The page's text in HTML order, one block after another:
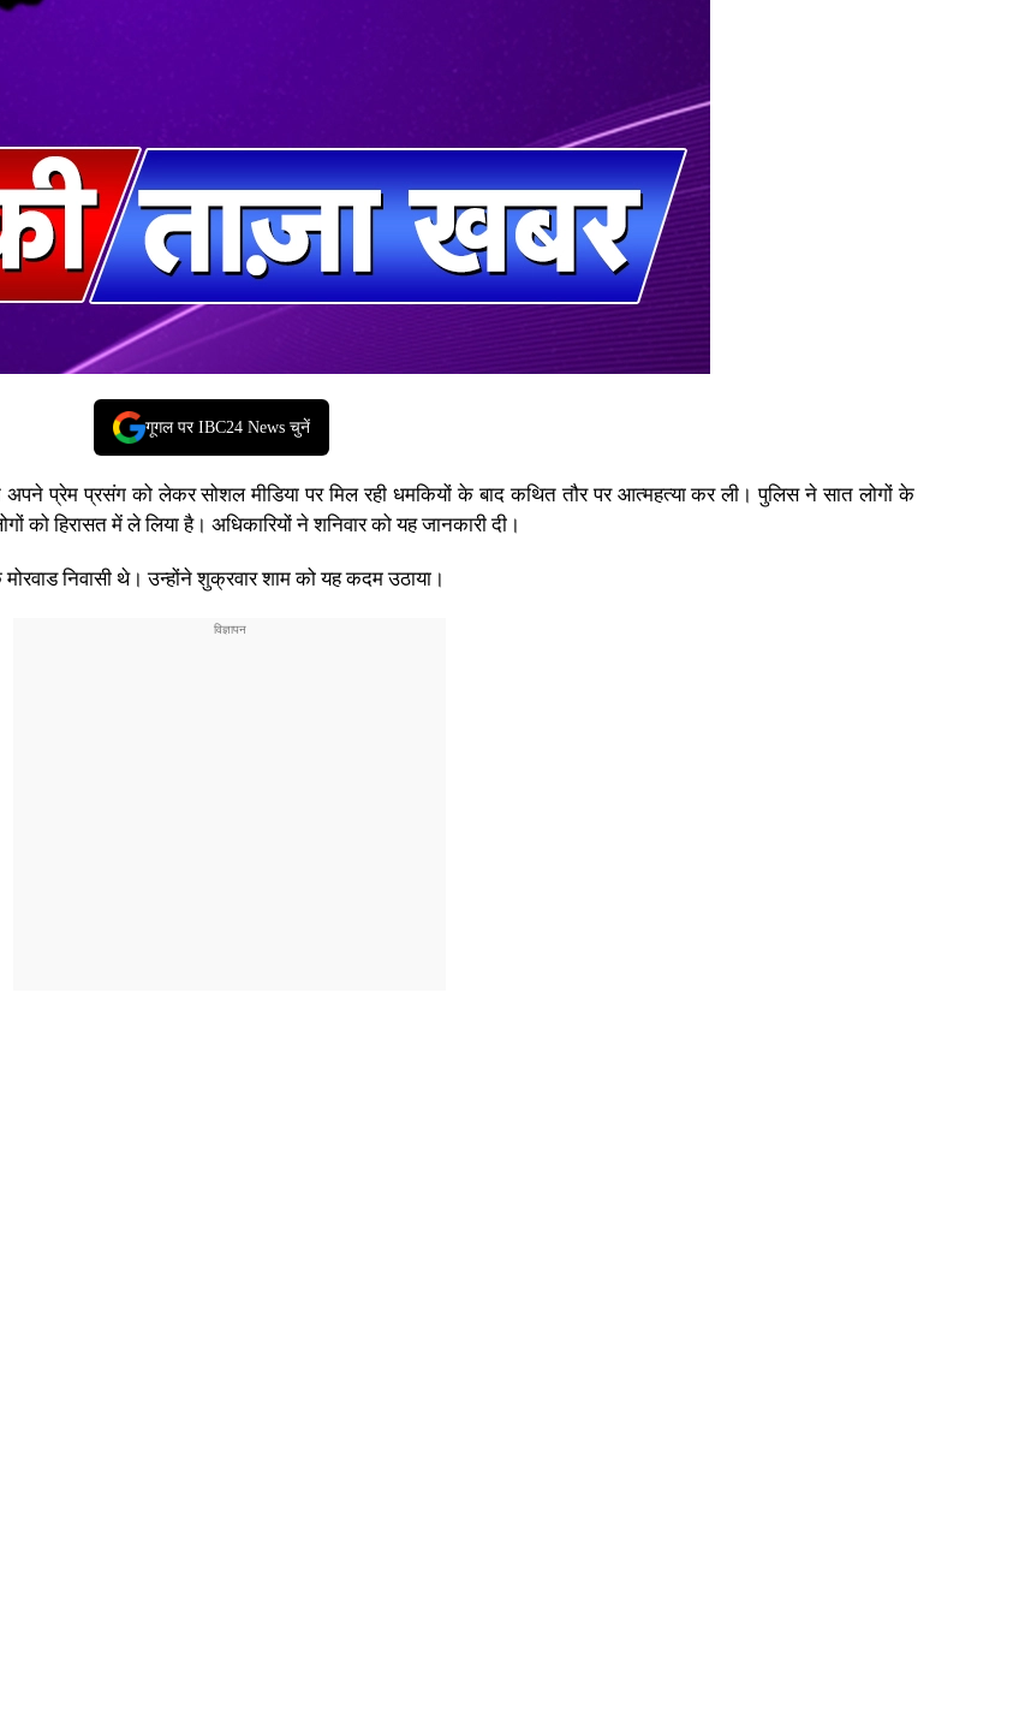
गूगल पर IBC24 News चुनें
अपने प्रेम प्रसंग को लेकर सोशल मीडिया पर मिल रही धमकियों के बाद कथित तौर पर आत्महत्या कर ली। पुलिस ने सात लोगों के
को हिरासत में ले लिया है। अधिकारियों ने शनिवार को यह जानकारी दी।
निवासी थे। उन्होंने शुक्रवार शाम को यह कदम उठाया।